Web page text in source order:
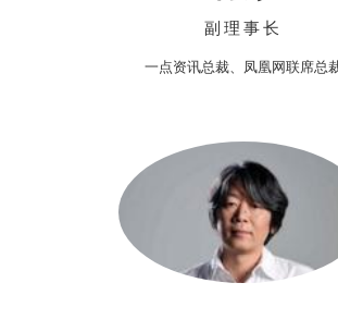
副理事长
一点资讯总裁、凤凰网联席总